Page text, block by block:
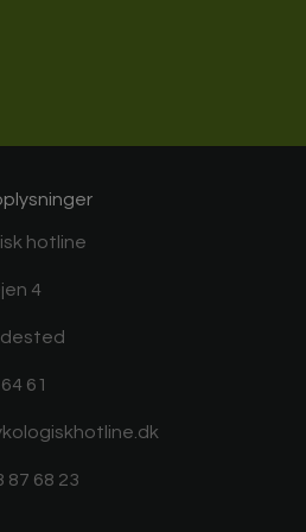
hotline
4
61
87 68 23